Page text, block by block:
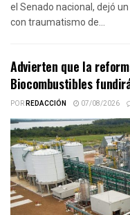
el Senado nacional, dejó
con traumatismo de...
Advierten que la
Biocombustibles
PORREDACCIÓN 07/08/2026